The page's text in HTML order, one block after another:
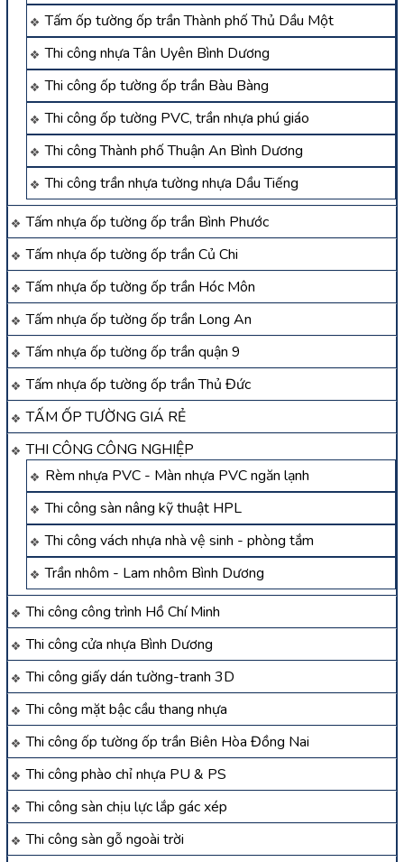
Tấm ốp tường ốp trần Thành phố Thủ Dầu Một
Thi công nhựa Tân Uyên Bình Dương
Thi công ốp tường ốp trần Bàu Bàng
Thi công ốp tường PVC, trần nhựa phú giáo
Thi công Thành phố Thuận An Bình Dương
Thi công trần nhựa tường nhựa Dầu Tiếng
Tấm nhựa ốp tường ốp trần Bình Phước
Tấm nhựa ốp tường ốp trần Củ Chi
Tấm nhựa ốp tường ốp trần Hóc Môn
Tấm nhựa ốp tường ốp trần Long An
Tấm nhựa ốp tường ốp trần quận 9
Tấm nhựa ốp tường ốp trần Thủ Đức
TẤM ỐP TƯỜNG GIÁ RẺ
THI CÔNG CÔNG NGHIỆP
Rèm nhựa PVC - Màn nhựa PVC ngăn lạnh
Thi công sàn nâng kỹ thuật HPL
Thi công vách nhựa nhà vệ sinh - phòng tắm
Trần nhôm - Lam nhôm Bình Dương
Thi công công trình Hồ Chí Minh
Thi công cửa nhựa Bình Dương
Thi công giấy dán tường-tranh 3D
Thi công mặt bậc cầu thang nhựa
Thi công ốp tường ốp trần Biên Hòa Đồng Nai
Thi công phào chỉ nhựa PU & PS
Thi công sàn chịu lực lắp gác xép
Thi công sàn gỗ ngoài trời